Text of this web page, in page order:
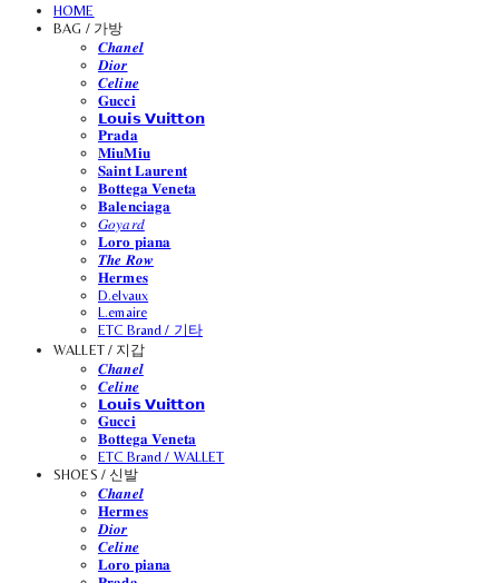
HOME
BAG / 가방
𝑪𝒉𝒂𝒏𝒆𝒍
𝑫𝒊𝒐𝒓
𝑪𝒆𝒍𝒊𝒏𝒆
𝐆𝐮𝐜𝐜𝐢
𝗟𝗼𝘂𝗶𝘀 𝗩𝘂𝗶𝘁𝘁𝗼𝗻
𝐏𝐫𝐚𝐝𝐚
𝐌𝐢𝐮𝐌𝐢𝐮
𝐒𝐚𝐢𝐧𝐭 𝐋𝐚𝐮𝐫𝐞𝐧𝐭
𝐁𝐨𝐭𝐭𝐞𝐠𝐚 𝐕𝐞𝐧𝐞𝐭𝐚
𝐁𝐚𝐥𝐞𝐧𝐜𝐢𝐚𝐠𝐚
𝐺𝑜𝑦𝑎𝑟𝑑
𝐋𝐨𝐫𝐨 𝐩𝐢𝐚𝐧𝐚
𝑻𝒉𝒆 𝑹𝒐𝒘
𝐇𝐞𝐫𝐦𝐞𝐬
D.elvaux
L.emaire
ETC Brand / 기타
WALLET / 지갑
𝑪𝒉𝒂𝒏𝒆𝒍
𝑪𝒆𝒍𝒊𝒏𝒆
𝗟𝗼𝘂𝗶𝘀 𝗩𝘂𝗶𝘁𝘁𝗼𝗻
𝐆𝐮𝐜𝐜𝐢
𝐁𝐨𝐭𝐭𝐞𝐠𝐚 𝐕𝐞𝐧𝐞𝐭𝐚
ETC Brand / WALLET
SHOES / 신발
𝑪𝒉𝒂𝒏𝒆𝒍
𝐇𝐞𝐫𝐦𝐞𝐬
𝑫𝒊𝒐𝒓
𝑪𝒆𝒍𝒊𝒏𝒆
𝐋𝐨𝐫𝐨 𝐩𝐢𝐚𝐧𝐚